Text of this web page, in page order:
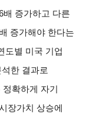
배 증가하고 다른
증가해야 한다는
도별 미국 기업
한 결과로
확하게 자기
장가치 상승에